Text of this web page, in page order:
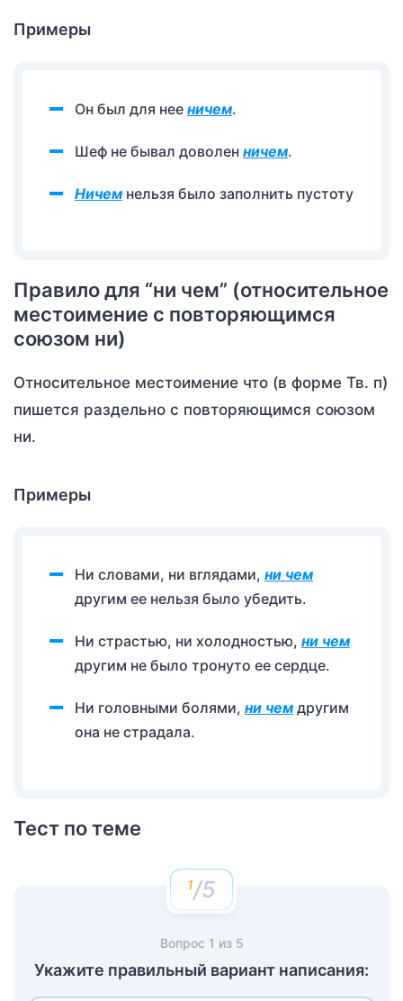
Примеры
Он был для нее ничем.
Шеф не бывал доволен ничем.
Ничем нельзя было заполнить пустоту
Правило для “ни чем” (относительное
местоимение с повторяющимся
союзом ни)
Относительное местоимение что (в форме Тв. п)
пишется раздельно с повторяющимся союзом
ни.
Примеры
Ни словами, ни вглядами, ни чем
другим ее нельзя было убедить.
Ни страстью, ни холодностью, ни чем
другим не было тронуто ее сердце.
Ни головными болями, ни чем другим
она не страдала.
Тест по теме
/5
Вопрос 1 из 5
Укажите правильный вариант написания: